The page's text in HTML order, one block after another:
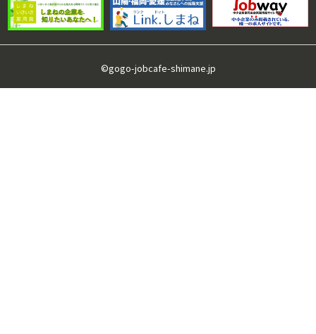
©gogo-jobcafe-shimane.jp